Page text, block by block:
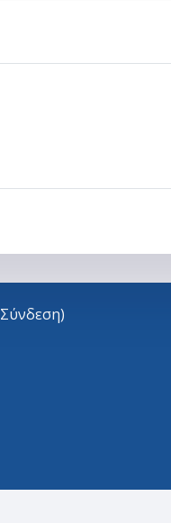
Σύνδεση)